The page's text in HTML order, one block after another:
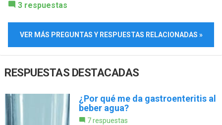
3 respuestas
VER MÁS PREGUNTAS Y RESPUESTAS RELACIONADAS »
RESPUESTAS DESTACADAS
¿Por qué me da gastroenteritis al
beber agua?
7 respuestas